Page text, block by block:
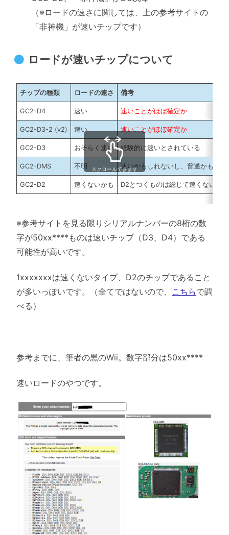
（※ロードの速さに関しては、上の参考サイトの
「非神機」が速いチップです）
ロードが速いチップについて
チップの種類 ロードの速さ 備考
GC2-D4 速い 速いことがほぼ確定か
GC2-D3-2 (v2) 速い 速いことがほぼ確定か
GC2-D3 おそらく速い 経験的に速いとされている
GC2-DMS 不明 速いかもしれないし、普通かもしれ
GC2-D2 速くないかも D2とつくものは総じて速くないと
スクロールできます
※参考サイトを見る限りシリアルナンバーの8桁の数
字が50xx****ものは速いチップ（D3、D4）である
可能性が高いです。
1xxxxxxxは速くないタイプ、D2のチップであること
が多いっぽいです。（全てではないので、 こちらで調
べる）
参考までに、筆者の黒のWii。数字部分は50xx****
速いロードのやつです。